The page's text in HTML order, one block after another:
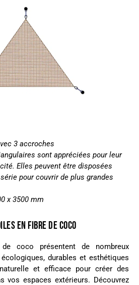
3 accroches
sont appréciées pour leur
Elles peuvent être disposées
pour couvrir de plus grandes
x 3500 mm
EN FIBRE DE COCO
coco présentent de nombreux
durables et esthétiques
et efficace pour créer des
vos espaces extérieurs. Découvrez